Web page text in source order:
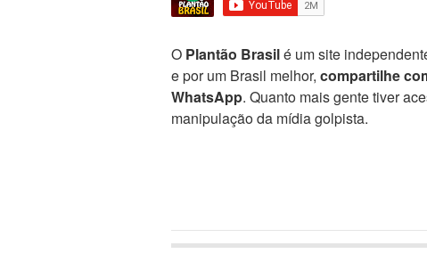
O Plantão Brasilé um site
e por um Brasil melhor, compartilhe
WhatsApp. Quanto mais gente tiver
manipulação da mídia golpista.